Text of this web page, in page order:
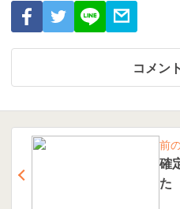
コメン
前
確
た